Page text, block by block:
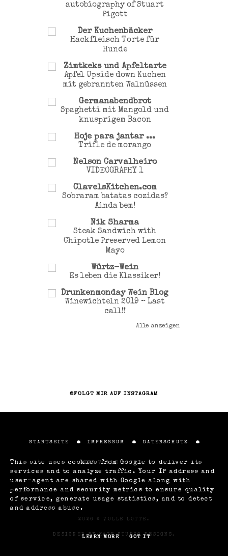
autobiography of Stuart
Pigott
Der Kuchenbäcker
Hackfleisch Torte für
Hunde
Zimtkeks und Apfeltarte
Apfel Upside down Kuchen
mit gebrannten Walnüssen
Germanabendbrot
Spaghetti mit Mangold und
knusprigem Bacon
Hoje para jantar ...
Trifle de morango
Nelson Carvalheiro
VIDEOGRAPHY 1
ClavelsKitchen.com
Sobraram batatas cozidas?
Ainda bem!
Nik Sharma
Steak Sandwich with
Chipotle Preserved Lemon
Mayo
Würtz-Wein
Es leben die Klassiker!
Drunkenmonday Wein Blog
Winewichteln 2019 – Last
call!!
Alle anzeigen
@FOLGT MIR AUF INSTAGRAM
STARTSEITE IMPRESSUM DATENSCHUTZ
ÜBER VOLLE LOTTE
2026 © VOLLE LOTTE .
DESIGNED BYKATE STUDIO DESIGNS .
This site uses cookies from Google to deliver its
services and to analyze traffic. Your IP address and
user-agent are shared with Google along with
performance and security metrics to ensure quality
of service, generate usage statistics, and to detect
and address abuse.
LEARN MORE GOT IT